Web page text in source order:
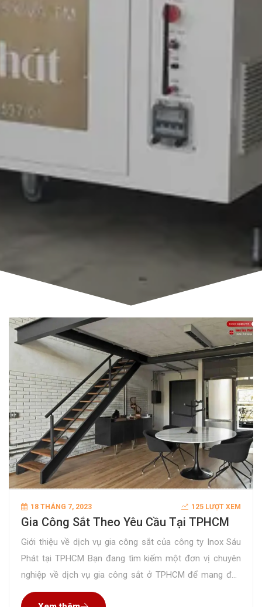
18 THÁNG 7, 2023 125 LƯỢT XEM
Gia Công Sắt Theo Yêu Cầu Tại TPHCM
Giới thiệu về dịch vụ gia công sắt của công ty Inox Sáu
Phát tại TPHCM Bạn đang tìm kiếm một đơn vị chuyên
nghiệp về dịch vụ gia công sắt ở TPHCM để mang đến
cho ngôi nhà hay không gian kinh doanh của bạn những